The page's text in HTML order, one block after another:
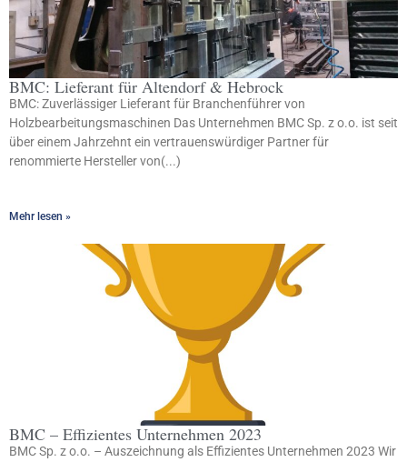
BMC: Lieferant für Altendorf & Hebrock
BMC: Zuverlässiger Lieferant für Branchenführer von
Holzbearbeitungsmaschinen Das Unternehmen BMC Sp. z o.o. ist seit
über einem Jahrzehnt ein vertrauenswürdiger Partner für
renommierte Hersteller von(...)
Mehr lesen »
BMC – Effizientes Unternehmen 2023
BMC Sp. z o.o. – Auszeichnung als Effizientes Unternehmen 2023 Wir